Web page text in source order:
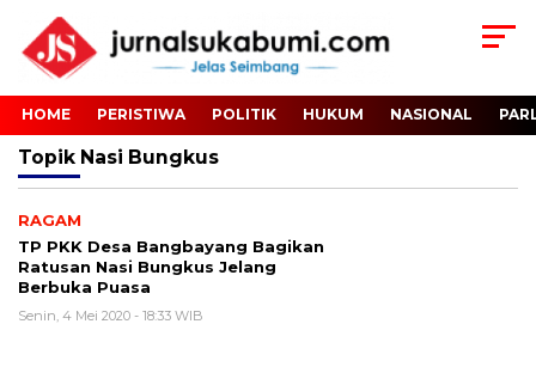
HOME PERISTIWA POLITIK HUKUM NASIONAL
Topik Nasi Bungkus
RAGAM
TP PKK Desa Bangbayang Bagikan
Ratusan Nasi Bungkus Jelang
Berbuka Puasa
Senin, 4 Mei 2020 - 18:33 WIB